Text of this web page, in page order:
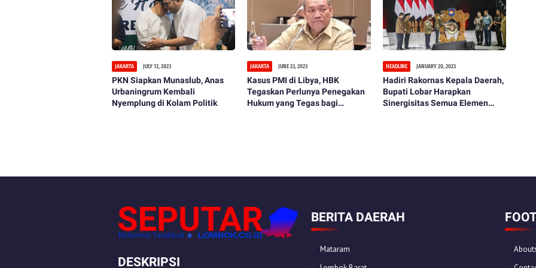
JAKARTA JULY 12, 2023
PKN Siapkan Munaslub, Anas
Urbaningrum Kembali
Nyemplung di Kolam Politik
JAKARTA JUNE 23, 2023
Kasus PMI di Libya, HBK
Tegaskan Perlunya Penegakan
Hukum yang Tegas bagi
HEADLINE JANUARY 20, 2023
Hadiri Rakornas Kepala Daerah,
Bupati Lobar Harapkan
Sinergisitas Semua Elemen
DESKRIPSI
BERITA DAERAH
Mataram